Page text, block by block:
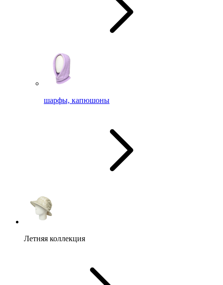
шарфы, капюшоны
Летняя коллекция